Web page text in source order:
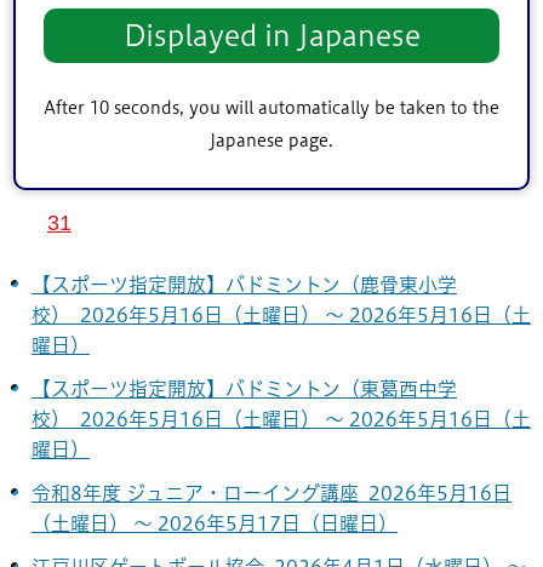
Displayed in Japanese
After 10 seconds, you will automatically be taken to the
Japanese page.
4 5 6 7 8
31
【スポーツ指定開放】バドミントン（鹿骨東小学
校） 2026年5月16日（土曜日） ～ 2026年5月16日（土
曜日）
【スポーツ指定開放】バドミントン（東葛西中学
校） 2026年5月16日（土曜日） ～ 2026年5月16日（土
曜日）
令和8年度 ジュニア・ローイング講座 2026年5月16日
（土曜日） ～ 2026年5月17日（日曜日）